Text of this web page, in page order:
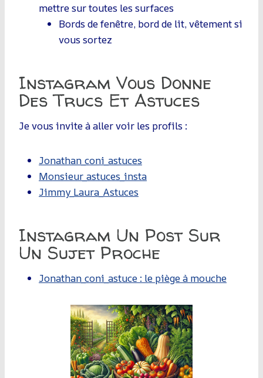
mettre sur toutes les surfaces
Bords de fenêtre, bord de lit, vêtement si
vous sortez
Instagram Vous Donne
Des Trucs Et Astuces
Je vous invite à aller voir les profils :
Jonathan_coni_astuces
Monsieur_astuces_insta
Jimmy_Laura_Astuces
Instagram Un Post Sur
Un Sujet Proche
Jonathan_coni_astuce : le piège à mouche